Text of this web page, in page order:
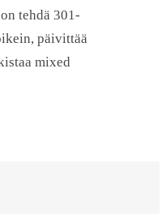
tehdä 301-
päivittää
mixed